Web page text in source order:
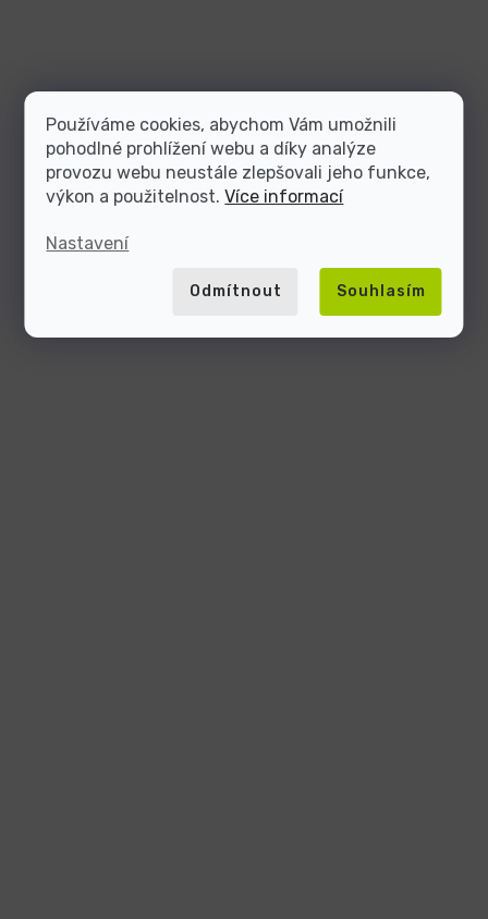
Používáme cookies, abychom Vám umožnili
pohodlné prohlížení webu a díky analýze
provozu webu neustále zlepšovali jeho funkce,
výkon a použitelnost.Více informací
Nastavení
Odmítnout Souhlasím